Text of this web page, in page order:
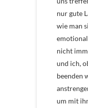
nur gute
wie man
nicht
und ich,
beenden
um mit